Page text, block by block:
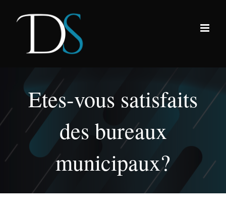
Etes-vous satisfaits
des bureaux
municipaux?